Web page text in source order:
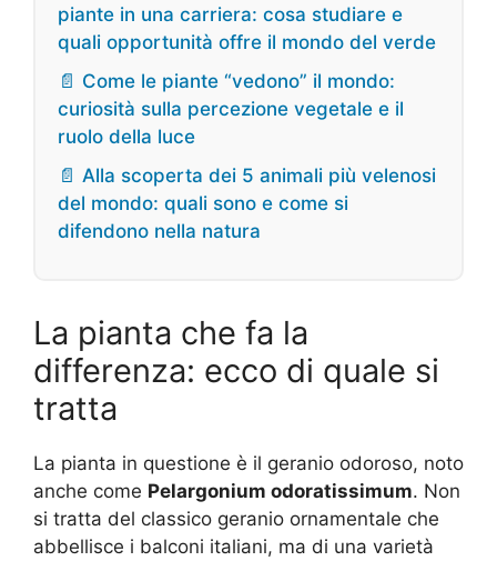
piante in una carriera: cosa studiare e
quali opportunità offre il mondo del verde
📄 Come le piante “vedono” il mondo:
curiosità sulla percezione vegetale e il
ruolo della luce
📄 Alla scoperta dei 5 animali più velenosi
del mondo: quali sono e come si
difendono nella natura
La pianta che fa la
differenza: ecco di quale si
tratta
La pianta in questione è il geranio odoroso, noto
anche come Pelargonium odoratissimum. Non
si tratta del classico geranio ornamentale che
abbellisce i balconi italiani, ma di una varietà